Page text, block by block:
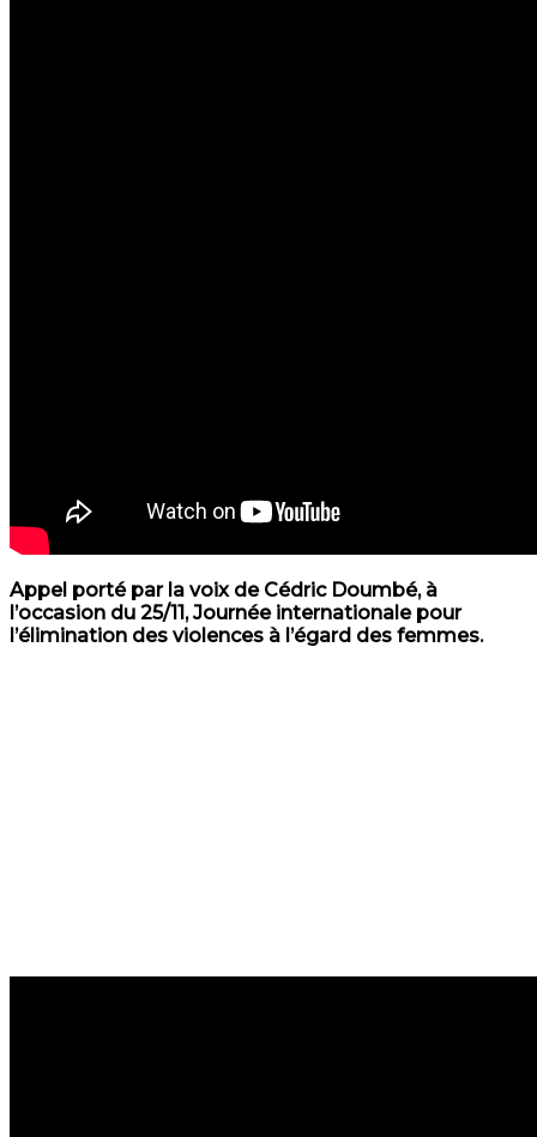
Appel porté par la voix de Cédric Doumbé, à
l’occasion du 25/11, Journée internationale pour
l’élimination des violences à l’égard des femmes.